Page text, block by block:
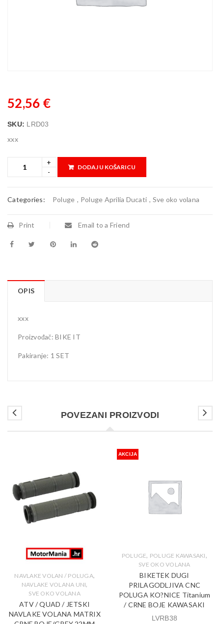
52,56 €
SKU: LRD03
xxx
DODAJ U KOŠARICU
Categories: Poluge , Poluge Aprilia Ducati , Sve oko volana
Print Email to a Friend
OPIS
xxx
Proizvođač: BIKE IT
Pakiranje: 1 SET
POVEZANI PROIZVODI
NAVLAKE VOLAN / POLUGA,
NAVLAKE VOLANA UNI,
SVE OKO VOLANA
ATV / QUAD / JETSKI
NAVLAKE VOLANA MATRIX
AKCIJA
POLUGE, POLUGE KAWASAKI,
SVE OKO VOLANA
BIKETEK DUGI
PRILAGODLJIVA CNC
POLUGA KO?NICE Titanium
/ CRNE BOJE KAWASAKI
LVRB38